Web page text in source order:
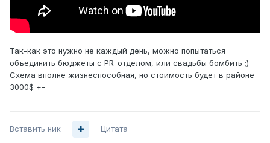
Так-как это нужно не каждый день, можно попытаться
объединить бюджеты с PR-отделом, или свадьбы бомбить ;)
Схема вполне жизнеспособная, но стоимость будет в районе
3000$ +-
Вставить ник Цитата